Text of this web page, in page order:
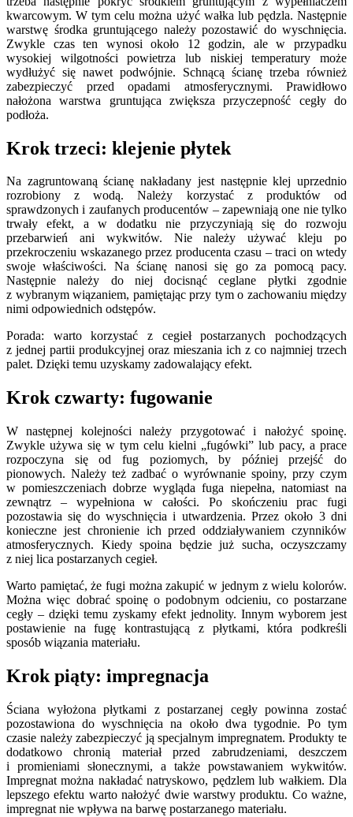
kwarcowym. W tym celu można użyć wałka lub pędzla. Następnie
warstwę środka gruntującego należy pozostawić do wyschnięcia.
Zwykle czas ten wynosi około 12 godzin, ale w przypadku
wysokiej wilgotności powietrza lub niskiej temperatury może
wydłużyć się nawet podwójnie. Schnącą ścianę trzeba również
zabezpieczyć przed opadami atmosferycznymi. Prawidłowo
nałożona warstwa gruntująca zwiększa przyczepność cegły do
podłoża.
Krok trzeci: klejenie płytek
Na zagruntowaną ścianę nakładany jest następnie klej uprzednio
rozrobiony z wodą. Należy korzystać z produktów od
sprawdzonych i zaufanych producentów – zapewniają one nie tylko
trwały efekt, a w dodatku nie przyczyniają się do rozwoju
przebarwień ani wykwitów. Nie należy używać kleju po
przekroczeniu wskazanego przez producenta czasu – traci on wtedy
swoje właściwości. Na ścianę nanosi się go za pomocą pacy.
Następnie należy do niej docisnąć ceglane płytki zgodnie
z wybranym wiązaniem, pamiętając przy tym o zachowaniu między
nimi odpowiednich odstępów.
Porada: warto korzystać z cegieł postarzanych pochodzących
z jednej partii produkcyjnej oraz mieszania ich z co najmniej trzech
palet. Dzięki temu uzyskamy zadowalający efekt.
Krok czwarty: fugowanie
W następnej kolejności należy przygotować i nałożyć spoinę.
Zwykle używa się w tym celu kielni „fugówki” lub pacy, a prace
rozpoczyna się od fug poziomych, by później przejść do
pionowych. Należy też zadbać o wyrównanie spoiny, przy czym
w pomieszczeniach dobrze wygląda fuga niepełna, natomiast na
zewnątrz – wypełniona w całości. Po skończeniu prac fugi
pozostawia się do wyschnięcia i utwardzenia. Przez około 3 dni
konieczne jest chronienie ich przed oddziaływaniem czynników
atmosferycznych. Kiedy spoina będzie już sucha, oczyszczamy
z niej lica postarzanych cegieł.
Warto pamiętać, że fugi można zakupić w jednym z wielu kolorów.
Można więc dobrać spoinę o podobnym odcieniu, co postarzane
cegły – dzięki temu zyskamy efekt jednolity. Innym wyborem jest
postawienie na fugę kontrastującą z płytkami, która podkreśli
sposób wiązania materiału.
Krok piąty: impregnacja
Ściana wyłożona płytkami z postarzanej cegły powinna zostać
pozostawiona do wyschnięcia na około dwa tygodnie. Po tym
czasie należy zabezpieczyć ją specjalnym impregnatem. Produkty te
dodatkowo chronią materiał przed zabrudzeniami, deszczem
i promieniami słonecznymi, a także powstawaniem wykwitów.
Impregnat można nakładać natryskowo, pędzlem lub wałkiem. Dla
lepszego efektu warto nałożyć dwie warstwy produktu. Co ważne,
impregnat nie wpływa na barwę postarzanego materiału.